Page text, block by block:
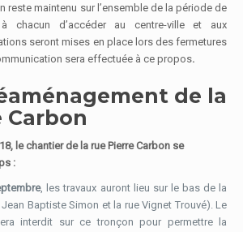
reste maintenu sur l’ensemble de la période de
chacun d’accéder au centre-ville et aux
seront mises en place lors des fermetures
sera effectuée à ce propos.
de la
Carbon
le chantier de la rue Pierre Carbon se
:
, les travaux auront lieu sur le bas de la
Baptiste Simon et la rue Vignet Trouvé). Le
interdit sur ce tronçon pour permettre la